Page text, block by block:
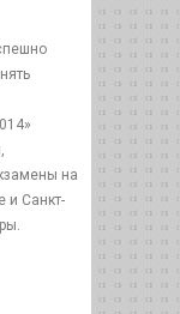
на
и Санкт-